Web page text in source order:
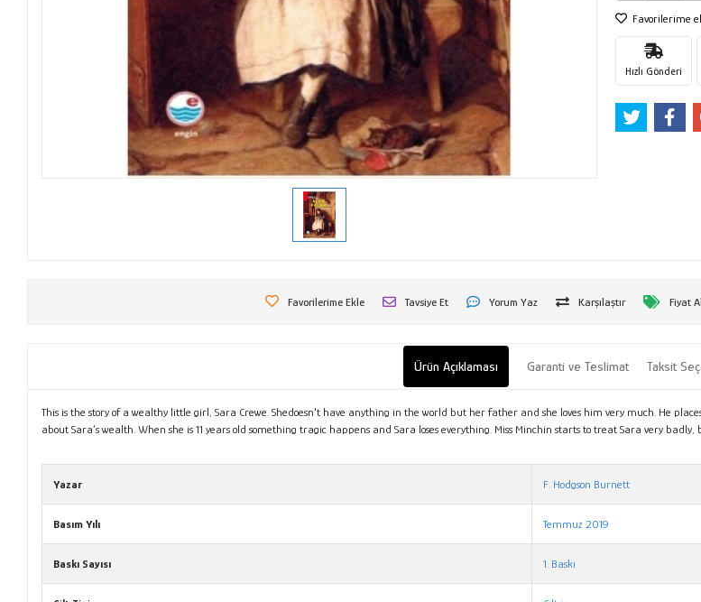
Favorilerime
Hızlı Gönderi
Favorilerime Ekle Tavsiye Et Yorum Yaz Karşılaştır Fiyat
Ürün Açıklaması Garanti ve Teslimat Taksit
This is the story of a wealthy little girl, Sara Crewe. Shedoesn't have anything in the world but her father and she loves him very much. He
about Sara’s wealth. When she is 11 years old something tragic happens and Sara loses everything. Miss Minchin starts to treat Sara very
Yazar F. Hodgson Burnett
Basım Yılı Temmuz 2019
Baskı Sayısı 1. Baskı